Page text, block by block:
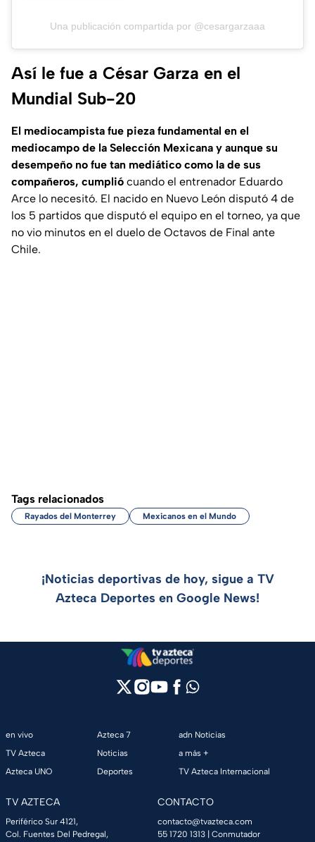
Una publicación compartida por @cesargarzaaa
Así le fue a César Garza en el
Mundial Sub-20
El mediocampista fue pieza fundamental en el
mediocampo de la Selección Mexicana y aunque su
desempeño no fue tan mediático como la de sus
compañeros, cumplió cuando el entrenador Eduardo
Arce lo necesitó. El nacido en Nuevo León disputó 4 de
los 5 partidos que disputó el equipo en el torneo, ya que
no vio minutos en el duelo de Octavos de Final ante
Chile.
Tags relacionados
Rayados del Monterrey Mexicanos en el Mundo
¡Noticias deportivas de hoy, sigue a TV
Azteca Deportes en Google News!
en vivo
TV Azteca
Azteca UNO
Azteca 7
Noticias
Deportes
adn Noticias
a más +
TV Azteca Internacional
TV AZTECA
Periférico Sur 4121,
Col. Fuentes Del Pedregal,
CONTACTO
contacto@tvazteca.com
55 1720 1313 | Conmutador